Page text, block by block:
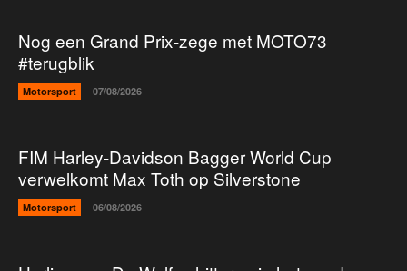
Nog een Grand Prix-zege met MOTO73
#terugblik
Motorsport 07/08/2026
FIM Harley-Davidson Bagger World Cup
verwelkomt Max Toth op Silverstone
Motorsport 06/08/2026